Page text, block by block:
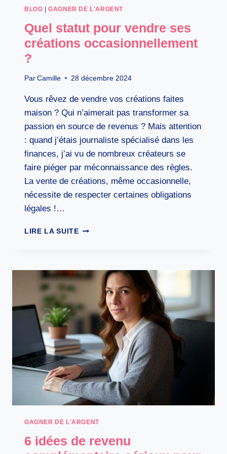
BLOG |GAGNER DE L'ARGENT
Quel statut pour vendre ses
créations occasionnellement
?
Par Camille 28 décembre 2024
Vous rêvez de vendre vos créations faites
maison ? Qui n’aimerait pas transformer sa
passion en source de revenus ? Mais attention
: quand j’étais journaliste spécialisé dans les
finances, j’ai vu de nombreux créateurs se
faire piéger par méconnaissance des règles.
La vente de créations, même occasionnelle,
nécessite de respecter certaines obligations
légales !…
LIRE LA SUITEQUEL
SES
CRÉATIONS
OCCASIONNELLEMENT
?
GAGNER DE L'ARGENT
6 idées de revenu